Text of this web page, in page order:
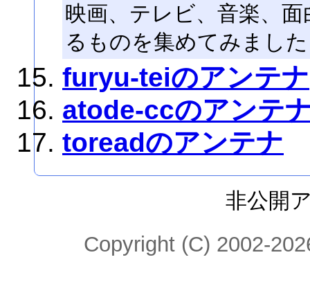
映画、テレビ、音楽、
るものを集めてみまし
furyu-teiのアンテナ
atode-ccのアンテ
toreadのアンテナ
非公開
Copyright (C) 2002-